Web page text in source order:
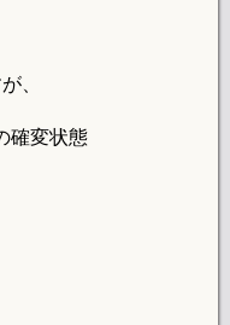
、
確変状態